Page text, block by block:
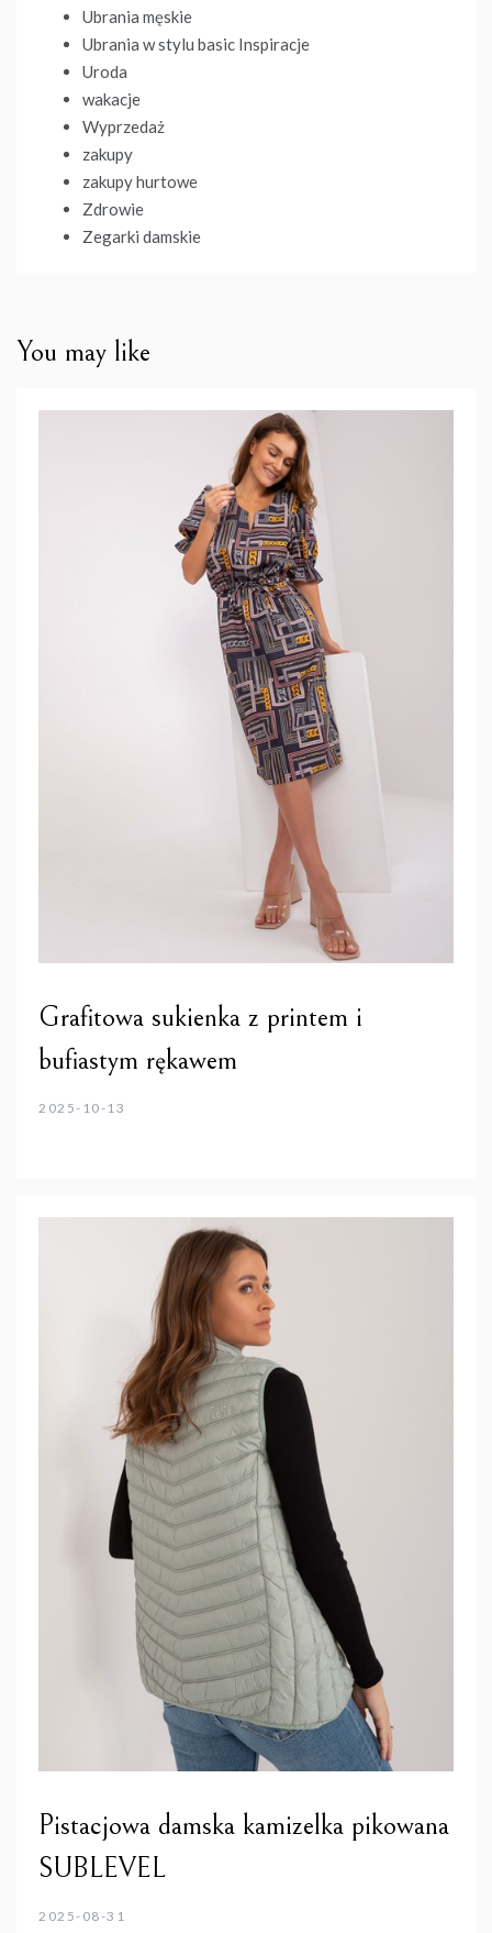
Ubrania męskie
Ubrania w stylu basic Inspiracje
Uroda
wakacje
Wyprzedaż
zakupy
zakupy hurtowe
Zdrowie
Zegarki damskie
You may like
Grafitowa sukienka z printem i
bufiastym rękawem
2025-10-13
Pistacjowa damska kamizelka pikowana
SUBLEVEL
2025-08-31